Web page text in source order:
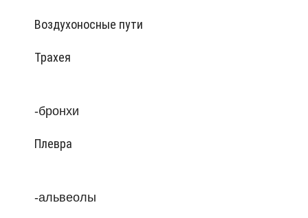
Воздухоносные пути
Трахея
-бронхи
Плевра
-альвеолы